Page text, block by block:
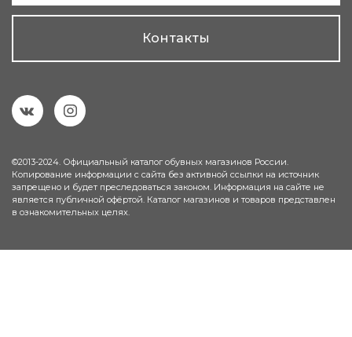
Контакты
©2013-2024. Официальный каталог обувных магазинов России.
Копирование информации с сайта без активной ссылки на источник
запрещено и будет преследоваться законом. Информация на сайте не
является публичной офёртой. Каталог магазинов и товаров представлен
в ознакомительных целях.